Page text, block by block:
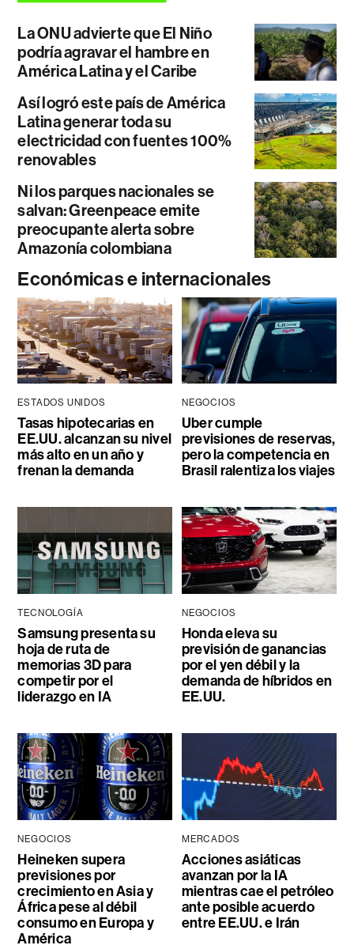
La ONU advierte que El Niño
podría agravar el hambre en
América Latina y el Caribe
Así logró este país de América
Latina generar toda su
electricidad con fuentes 100%
renovables
Ni los parques nacionales se
salvan: Greenpeace emite
preocupante alerta sobre
Amazonía colombiana
Económicas e internacionales
ESTADOS UNIDOS
Tasas hipotecarias en
EE.UU. alcanzan su nivel
más alto en un año y
frenan la demanda
NEGOCIOS
Uber cumple
previsiones de reservas,
pero la competencia en
Brasil ralentiza los viajes
TECNOLOGÍA
Samsung presenta su
hoja de ruta de
memorias 3D para
competir por el
liderazgo en IA
NEGOCIOS
Honda eleva su
previsión de ganancias
por el yen débil y la
demanda de híbridos en
EE.UU.
NEGOCIOS
Heineken supera
previsiones por
crecimiento en Asia y
África pese al débil
consumo en Europa y
América
MERCADOS
Acciones asiáticas
avanzan por la IA
mientras cae el petróleo
ante posible acuerdo
entre EE.UU. e Irán